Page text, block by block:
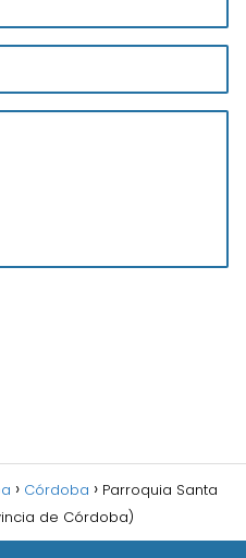
Córdoba
Parroquia Santa
de Córdoba)